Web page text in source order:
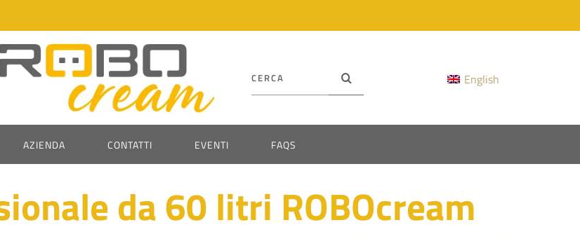
English
AZIENDA CONTATTI EVENTI FAQS
da 60 litri ROBOcream